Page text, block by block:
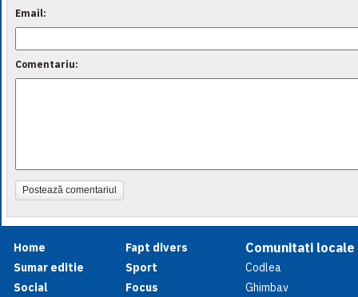
Email:
Comentariu:
Postează comentariul
Home
Sumar editie
Social
Fapt divers
Sport
Focus
Comunitati locale
Codlea
Ghimbav